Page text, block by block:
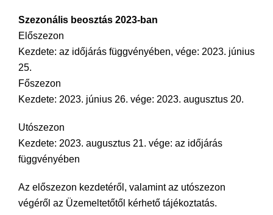
Szezonális beosztás 2023-ban
Előszezon
Kezdete: az időjárás függvényében, vége: 2023. június
25.
Főszezon
Kezdete: 2023. június 26. vége: 2023. augusztus 20.
Utószezon
Kezdete: 2023. augusztus 21. vége: az időjárás
függvényében
Az előszezon kezdetéről, valamint az utószezon
végéről az Üzemeltetőtől kérhető tájékoztatás.